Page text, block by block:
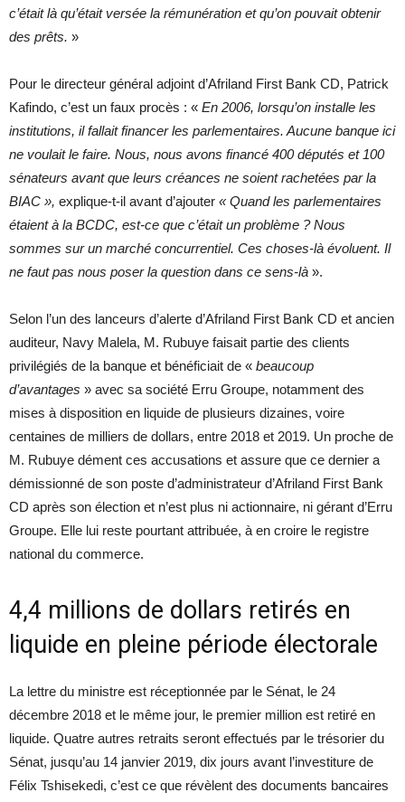
c’était là qu’était versée la rémunération et qu’on pouvait obtenir
des prêts. »
Pour le directeur général adjoint d’Afriland First Bank CD, Patrick
Kafindo, c’est un faux procès : « En 2006, lorsqu’on installe les
institutions, il fallait financer les parlementaires. Aucune banque ici
ne voulait le faire. Nous, nous avons financé 400 députés et 100
sénateurs avant que leurs créances ne soient rachetées par la
BIAC », explique-t-il avant d’ajouter « Quand les parlementaires
étaient à la BCDC, est-ce que c’était un problème ? Nous
sommes sur un marché concurrentiel. Ces choses-là évoluent. Il
ne faut pas nous poser la question dans ce sens-là ».
Selon l’un des lanceurs d’alerte d’Afriland First Bank CD et ancien
auditeur, Navy Malela, M. Rubuye faisait partie des clients
privilégiés de la banque et bénéficiait de « beaucoup
d’avantages » avec sa société Erru Groupe, notamment des
mises à disposition en liquide de plusieurs dizaines, voire
centaines de milliers de dollars, entre 2018 et 2019. Un proche de
M. Rubuye dément ces accusations et assure que ce dernier a
démissionné de son poste d’administrateur d’Afriland First Bank
CD après son élection et n’est plus ni actionnaire, ni gérant d’Erru
Groupe. Elle lui reste pourtant attribuée, à en croire le registre
national du commerce.
4,4 millions de dollars retirés en
liquide en pleine période électorale
La lettre du ministre est réceptionnée par le Sénat, le 24
décembre 2018 et le même jour, le premier million est retiré en
liquide. Quatre autres retraits seront effectués par le trésorier du
Sénat, jusqu’au 14 janvier 2019, dix jours avant l’investiture de
Félix Tshisekedi, c’est ce que révèlent des documents bancaires